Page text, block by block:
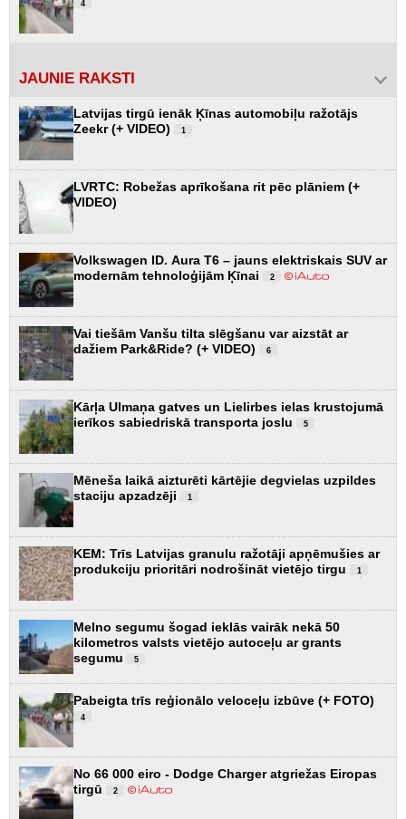
4
JAUNIE RAKSTI
Latvijas tirgū ienāk Ķīnas automobiļu ražotājs
Zeekr (+ VIDEO)
1
LVRTC: Robežas aprīkošana rit pēc plāniem (+
VIDEO)
Volkswagen ID. Aura T6 – jauns elektriskais SUV ar
modernām tehnoloģijām Ķīnai
2
Vai tiešām Vanšu tilta slēgšanu var aizstāt ar
dažiem Park&Ride? (+ VIDEO)
6
Kārļa Ulmaņa gatves un Lielirbes ielas krustojumā
ierīkos sabiedriskā transporta joslu
5
Mēneša laikā aizturēti kārtējie degvielas uzpildes
staciju apzadzēji
1
KEM: Trīs Latvijas granulu ražotāji apņēmušies ar
produkciju prioritāri nodrošināt vietējo tirgu
1
Melno segumu šogad ieklās vairāk nekā 50
kilometros valsts vietējo autoceļu ar grants
segumu
5
Pabeigta trīs reģionālo veloceļu izbūve (+ FOTO)
4
No 66 000 eiro - Dodge Charger atgriežas Eiropas
tirgū
2